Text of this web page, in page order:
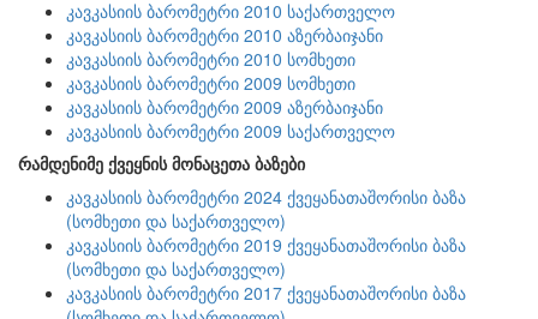
კავკასიის ბარომეტრი 2010 საქართველო
კავკასიის ბარომეტრი 2010 აზერბაიჯანი
კავკასიის ბარომეტრი 2010 სომხეთი
კავკასიის ბარომეტრი 2009 სომხეთი
კავკასიის ბარომეტრი 2009 აზერბაიჯანი
კავკასიის ბარომეტრი 2009 საქართველო
რამდენიმე ქვეყნის მონაცეთა ბაზები
კავკასიის ბარომეტრი 2024 ქვეყანათაშორისი ბაზა
(სომხეთი და საქართველო)
კავკასიის ბარომეტრი 2019 ქვეყანათაშორისი ბაზა
(სომხეთი და საქართველო)
კავკასიის ბარომეტრი 2017 ქვეყანათაშორისი ბაზა